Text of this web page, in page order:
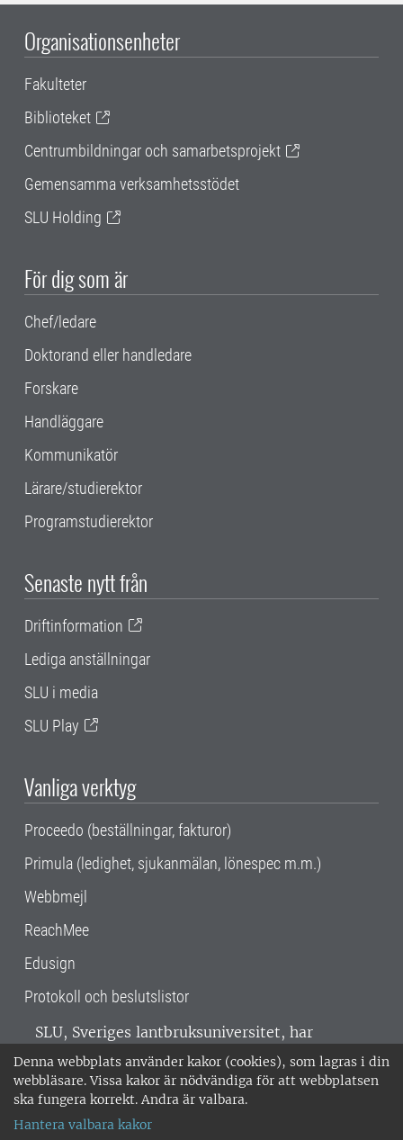
Denna webbplats använder kakor (cookies), som lagras i din
webbläsare. Vissa kakor är nödvändiga för att webbplatsen
ska fungera korrekt. Andra är valbara.
Hantera valbara kakor
Organisationsenheter
Fakulteter
Biblioteket
Centrumbildningar och samarbetsprojekt
Gemensamma verksamhetsstödet
SLU Holding
För dig som är
Chef/ledare
Doktorand eller handledare
Forskare
Handläggare
Kommunikatör
Lärare/studierektor
Programstudierektor
Senaste nytt från
Driftinformation
Lediga anställningar
SLU i media
SLU Play
Vanliga verktyg
Proceedo (beställningar, fakturor)
Primula (ledighet, sjukanmälan, lönespec m.m.)
Webbmejl
ReachMee
Edusign
Protokoll och beslutslistor
SLU, Sveriges lantbruksuniversitet, har
verksamhet över hela Sverige. Huvudorter är
Alnarp, Uppsala och Umeå.SLU är
miljöcertifierat enligt ISO 14001. •
018-67 10 00 • Org nr: 202100-2817 •